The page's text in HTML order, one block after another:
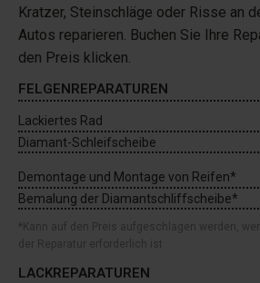
Kratzer, Steinschläge oder Risse an
Autos reparieren. Buchen Sie Ihre
den Preis klicken.
FELGENREPARATUREN
Lackiertes Rad
Diamant-Schleifscheibe
Demontage und Montage von Reifen*
Bemalung der Diamantschliffscheibe*
*Kann auf den Preis aufgeschlagen werden,
der Reparatur erforderlich ist
LACKREPARATUREN